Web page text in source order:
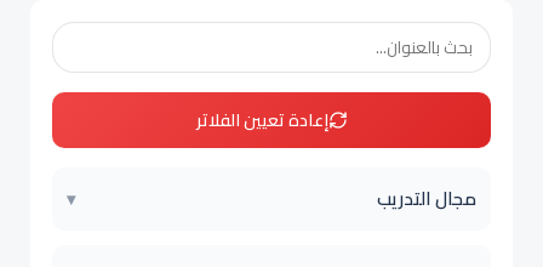
إعادة تعيين الفلاتر
مجال التدريب ▾